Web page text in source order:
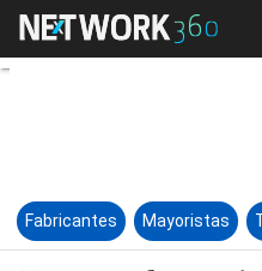
Fabricantes Mayoristas